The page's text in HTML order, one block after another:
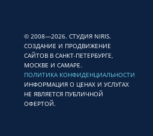
© 2008—2026. СТУДИЯ NIRIS.
СОЗДАНИЕ И ПРОДВИЖЕНИЕ
САЙТОВ В САНКТ-ПЕТЕРБУРГЕ,
МОСКВЕ И САМАРЕ.
ПОЛИТИКА КОНФИДЕНЦИАЛЬНОСТИ
ИНФОРМАЦИЯ О ЦЕНАХ И УСЛУГАХ
НЕ ЯВЛЯЕТСЯ ПУБЛИЧНОЙ
ОФЕРТОЙ.